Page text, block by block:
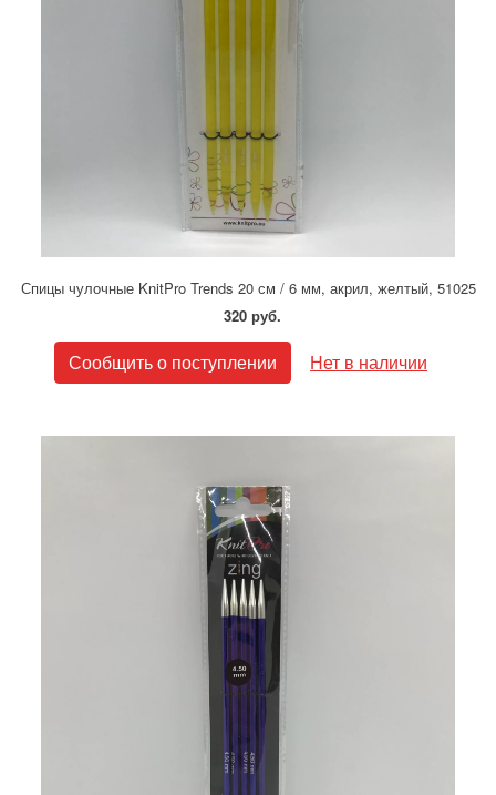
Спицы чулочные KnitPro Trends 20 см / 6 мм, акрил, желтый, 51025
320 руб.
Сообщить о поступлении Нет в наличии